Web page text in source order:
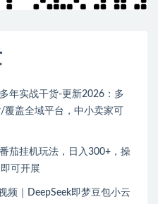
年实战干货-更新2026：多
盖全域平台，中小卖家可
茄挂机玩法，日入300+，操
可开展
频｜DeepSeek即梦豆包小云